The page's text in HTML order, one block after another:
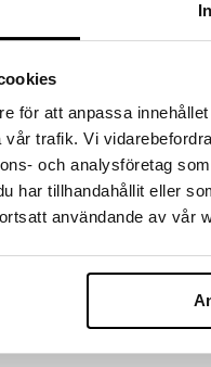
för att anpassa
trafik. Vi
och analysföretag
har tillhandahållit eller
användande av vår
sukuun kuuluva
suurta kiinnostusta laajan
se, että aronia ei
hapan luonne. Kasvi
koristekasvina tai
tai ripottele esimerkiksi